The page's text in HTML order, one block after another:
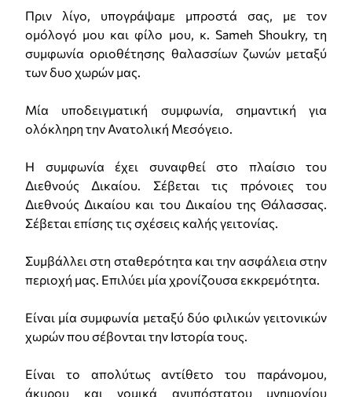
Πριν λίγο, υπογράψαμε μπροστά σας, με τον
ομόλογό μου και φίλο μου, κ. Sameh Shoukry, τη
συμφωνία οριοθέτησης θαλασσίων ζωνών μεταξύ
των δυο χωρών μας.
Μία υποδειγματική συμφωνία, σημαντική για
ολόκληρη την Ανατολική Μεσόγειο.
Η συμφωνία έχει συναφθεί στο πλαίσιο του
Διεθνούς Δικαίου. Σέβεται τις πρόνοιες του
Διεθνούς Δικαίου και του Δικαίου της Θάλασσας.
Σέβεται επίσης τις σχέσεις καλής γειτονίας.
Συμβάλλει στη σταθερότητα και την ασφάλεια στην
περιοχή μας. Επιλύει μία χρονίζουσα εκκρεμότητα.
Είναι μία συμφωνία μεταξύ δύο φιλικών γειτονικών
χωρών που σέβονται την Ιστορία τους.
Είναι το απολύτως αντίθετο του παράνομου,
άκυρου και νομικά ανυπόστατου μνημονίου